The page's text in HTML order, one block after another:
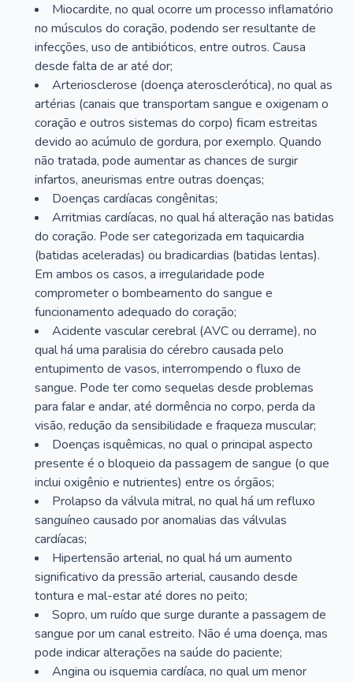
Miocardite, no qual ocorre um processo inflamatório
no músculos do coração, podendo ser resultante de
infecções, uso de antibióticos, entre outros. Causa
desde falta de ar até dor;
Arteriosclerose (doença aterosclerótica), no qual as
artérias (canais que transportam sangue e oxigenam o
coração e outros sistemas do corpo) ficam estreitas
devido ao acúmulo de gordura, por exemplo. Quando
não tratada, pode aumentar as chances de surgir
infartos, aneurismas entre outras doenças;
Doenças cardíacas congênitas;
Arritmias cardíacas, no qual há alteração nas batidas
do coração. Pode ser categorizada em taquicardia
(batidas aceleradas) ou bradicardias (batidas lentas).
Em ambos os casos, a irregularidade pode
comprometer o bombeamento do sangue e
funcionamento adequado do coração;
Acidente vascular cerebral (AVC ou derrame), no
qual há uma paralisia do cérebro causada pelo
entupimento de vasos, interrompendo o fluxo de
sangue. Pode ter como sequelas desde problemas
para falar e andar, até dormência no corpo, perda da
visão, redução da sensibilidade e fraqueza muscular;
Doenças isquêmicas, no qual o principal aspecto
presente é o bloqueio da passagem de sangue (o que
inclui oxigênio e nutrientes) entre os órgãos;
Prolapso da válvula mitral, no qual há um refluxo
sanguíneo causado por anomalias das válvulas
cardíacas;
Hipertensão arterial, no qual há um aumento
significativo da pressão arterial, causando desde
tontura e mal-estar até dores no peito;
Sopro, um ruído que surge durante a passagem de
sangue por um canal estreito. Não é uma doença, mas
pode indicar alterações na saúde do paciente;
Angina ou isquemia cardíaca, no qual um menor